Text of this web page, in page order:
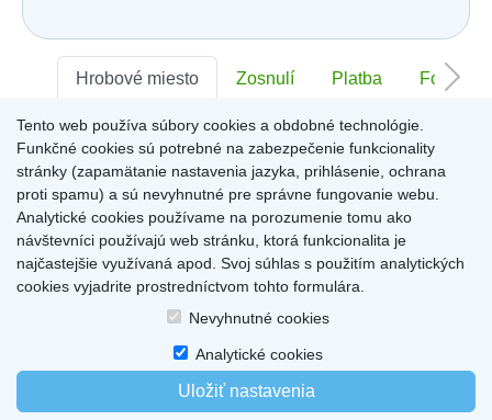
Hrobové miesto Zosnulí Platba Foto
Sektor:- Rad:- Číslo:-
Miesto pre informácie o hrobovom mieste
Produkty a služby |Citáty|O cintorínoch|
Tento web používa súbory cookies a obdobné technológie.
Funkčné cookies sú potrebné na zabezpečenie funkcionality
stránky (zapamätanie nastavenia jazyka, prihlásenie, ochrana
proti spamu) a sú nevyhnutné pre správne fungovanie webu.
Analytické cookies používame na porozumenie tomu ako
návštevníci používajú web stránku, ktorá funkcionalita je
najčastejšie využívaná apod. Svoj súhlas s použitím analytických
cookies vyjadrite prostredníctvom tohto formulára.
Nevyhnutné cookies
Analytické cookies
Uložiť nastavenia